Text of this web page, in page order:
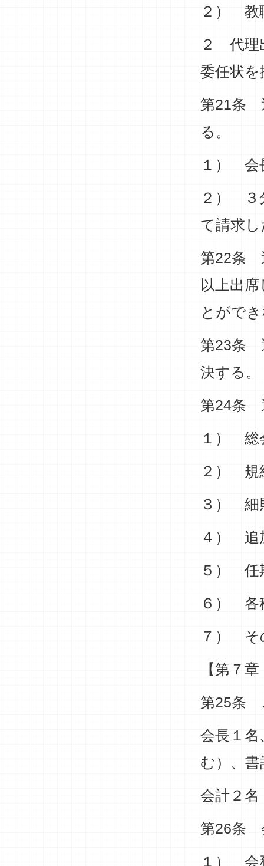
２） 教
２ 代理
委任状
第21条
る。
１） 会
２） ３
て請求
第22条
以上出
とがで
第23条
決する。
第24条
１） 総
２） 規
３） 細
４） 追
５） 任
６） 各
７） そ
【第７
第25条
会長１
む）、
会計２名
第26条
１） 会